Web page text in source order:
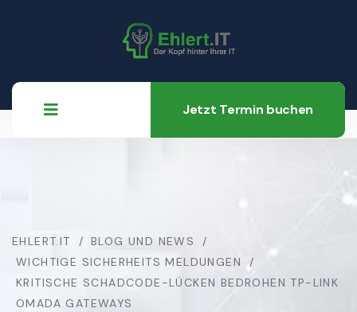
Jetzt Termin buchen
EHLERT.IT
BLOG UND NEWS
WICHTIGE SICHERHEITS MELDUNGEN
KRITISCHE SCHADCODE-LÜCKEN BEDROHEN TP-LINK
OMADA GATEWAYS